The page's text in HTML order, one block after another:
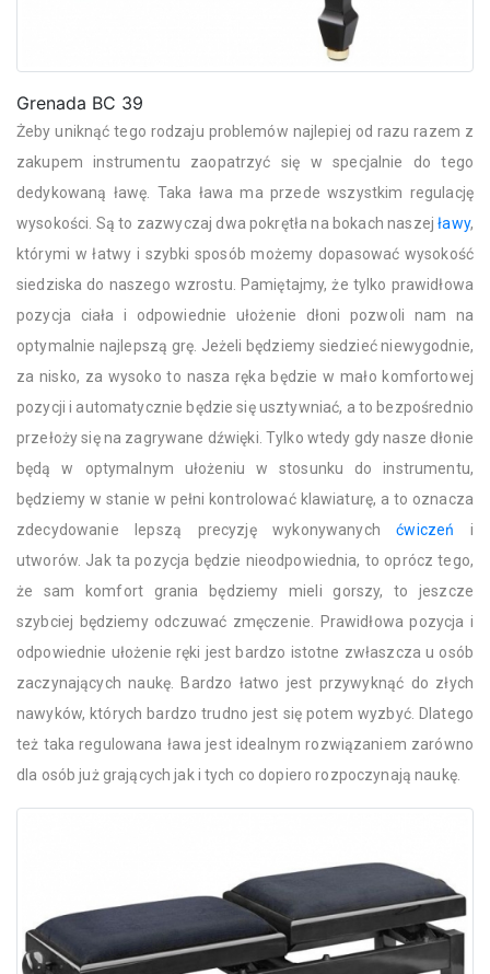
Grenada BC 39
Żeby uniknąć tego rodzaju problemów najlepiej od razu razem z
zakupem instrumentu zaopatrzyć się w specjalnie do tego
dedykowaną ławę. Taka ława ma przede wszystkim regulację
wysokości. Są to zazwyczaj dwa pokrętła na bokach naszejławy,
którymi w łatwy i szybki sposób możemy dopasować wysokość
siedziska do naszego wzrostu. Pamiętajmy, że tylko prawidłowa
pozycja ciała i odpowiednie ułożenie dłoni pozwoli nam na
optymalnie najlepszą grę. Jeżeli będziemy siedzieć niewygodnie,
za nisko, za wysoko to nasza ręka będzie w mało komfortowej
pozycji i automatycznie będzie się usztywniać, a to bezpośrednio
przełoży się na zagrywane dźwięki. Tylko wtedy gdy nasze dłonie
będą w optymalnym ułożeniu w stosunku do instrumentu,
będziemy w stanie w pełni kontrolować klawiaturę, a to oznacza
zdecydowanie lepszą precyzję wykonywanychćwiczeń i
utworów. Jak ta pozycja będzie nieodpowiednia, to oprócz tego,
że sam komfort grania będziemy mieli gorszy, to jeszcze
szybciej będziemy odczuwać zmęczenie. Prawidłowa pozycja i
odpowiednie ułożenie ręki jest bardzo istotne zwłaszcza u osób
zaczynających naukę. Bardzo łatwo jest przywyknąć do złych
nawyków, których bardzo trudno jest się potem wyzbyć. Dlatego
też taka regulowana ława jest idealnym rozwiązaniem zarówno
dla osób już grających jak i tych co dopiero rozpoczynają naukę.